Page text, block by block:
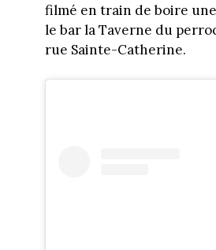
filmé en train de boire
le bar la Taverne du
rue Sainte-Catherine.